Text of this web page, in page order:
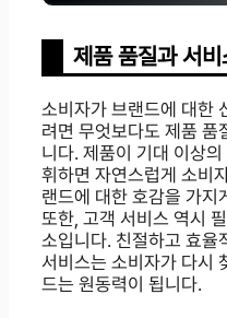
제품 품질과 서비
소비자가 브랜드에 대한
려면 무엇보다도 제품 품
니다. 제품이 기대 이상
휘하면 자연스럽게 소비
랜드에 대한 호감을 가지
또한, 고객 서비스 역시
소입니다. 친절하고 효율
서비스는 소비자가 다시
드는 원동력이 됩니다.